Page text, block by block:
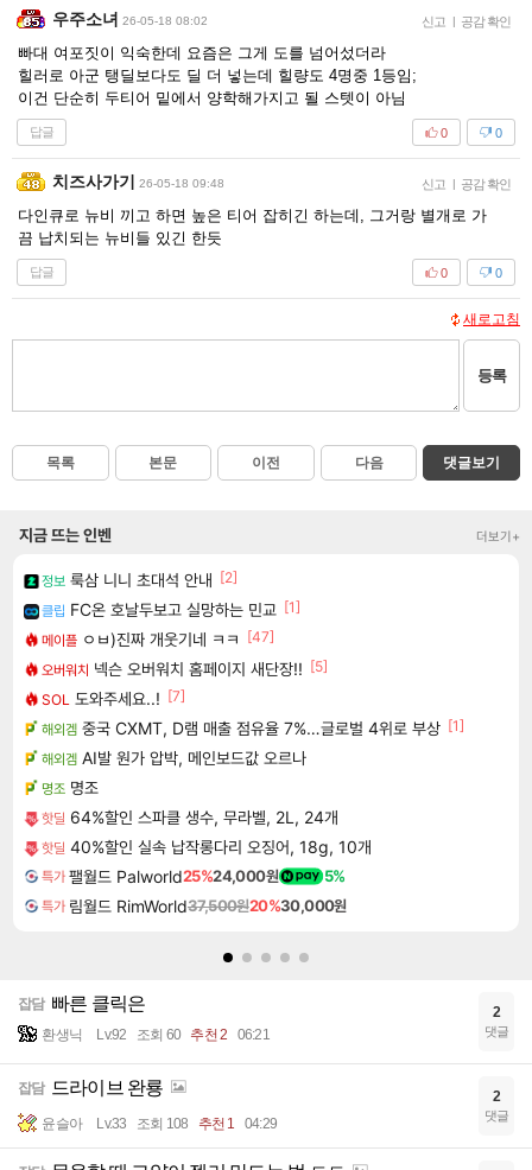
우주소녀 26-05-18 08:02 신고 | 공감 확인
빠대 여포짓이 익숙한데 요즘은 그게 도를 넘어섰더라
힐러로 아군 탱딜보다도 딜 더 넣는데 힐량도 4명중 1등임;
이건 단순히 두티어 밑에서 양학해가지고 될 스텟이 아님
답글 0
0
치즈사가기 26-05-18 09:48 신고 | 공감 확인
다인큐로 뉴비 끼고 하면 높은 티어 잡히긴 하는데, 그거랑 별개로 가
끔 납치되는 뉴비들 있긴 한듯
답글 0
0
새로고침
등록
목록 본문 이전 다음 댓글보기
지금 뜨는 인벤 더보기+
정보 룩삼 니니 초대석 안내 [2]
클립 FC온 호날두보고 실망하는 민교 [1]
메이플 ㅇㅂ)진짜 개웃기네 ㅋㅋ
[47]
오버워치 넥슨 오버워치 홈페이지 새단장!! [5]
SOL 도와주세요..! [7]
해외겜 중국 CXMT, D램 매출 점유율 7%…글로벌 4위로 부상 [1]
해외겜 AI발 원가 압박, 메인보드값 오르나
명조 명조
핫딜 64%할인 스파클 생수, 무라벨, 2L, 24개
핫딜 40%할인 실속 납작롱다리 오징어, 18g, 10개
특가 팰월드 Palworld25%24,000원 5%
특가 림월드 RimWorld37,500원20%30,000원
잡담 빠른 클릭은
환생닉 Lv.92 조회 60 추천 2 06:21
2
댓글
잡담 드라이브 완룡
윤슬아 Lv.33 조회 108 추천 1 04:29
2
댓글